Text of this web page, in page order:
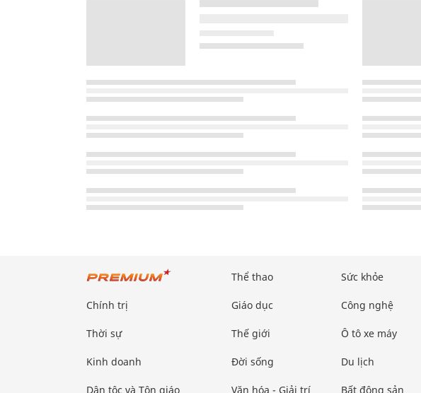
Chính trị
Thời sự
Kinh doanh
Dân tộc và Tôn giáo
Thể thao
Giáo dục
Thế giới
Đời sống
Văn hóa - Giải trí
Sức khỏe
Công nghệ
Ô tô xe máy
Du lịch
Bất động sản